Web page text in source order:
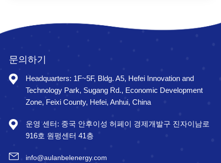
문의하기
Headquarters: 1F~5F, Bldg. A5, Hefei Innovation and
Technology Park, Sugang Rd., Economic Development
Zone, Feixi County, Hefei, Anhui, China
운영 센터: 중국 안후이성 허페이 경제개발구 진자이남로
916호 원펑센터 41층
info@aulanbelenergy.com